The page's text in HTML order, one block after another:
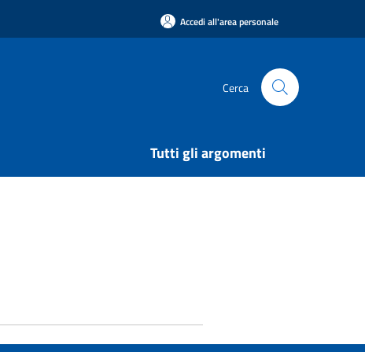
Accedi all'area personale
Cerca
Tutti gli argomenti